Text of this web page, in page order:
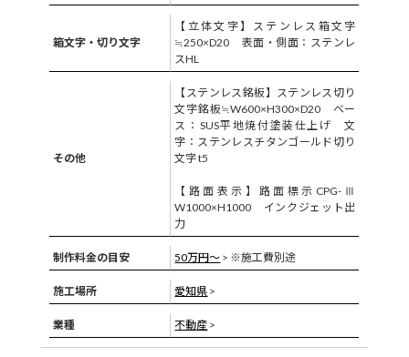
箱文字・切り文字
【立体文字】ステンレス箱文字
≒250×D20 表面・側面：ステンレ
スHL
その他
【ステンレス銘板】ステンレス切り
文字銘板≒W600×H300×D20 ベー
ス：SUS平地焼付塗装仕上げ 文
字：ステンレスチタンゴールド切り
文字 t5
【路面表示】路面標示CPG-Ⅲ
W1000×H1000 インクジェット出
力
制作料金の目安 50万円〜 > ※施工費別途
施工場所 愛知県 >
業種 不動産 >